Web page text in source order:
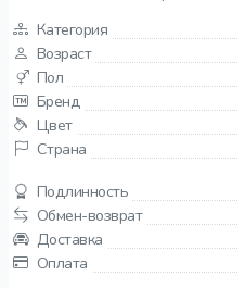
Категория
Возраст
Пол
Бренд
Цвет
Страна
Подлинность
Обмен-возврат
Доставка
Оплата